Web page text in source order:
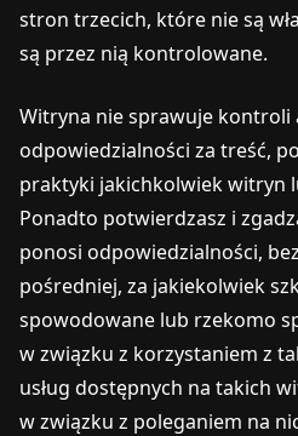
stron trzecich, które nie są
są przez nią kontrolowane.
Witryna nie sprawuje kontroli
odpowiedzialności za treść,
praktyki jakichkolwiek witryn
Ponadto potwierdzasz i
ponosi odpowiedzialności,
pośredniej, za jakiekolwiek
spowodowane lub rzekomo
w związku z korzystaniem z
usług dostępnych na takich
w związku z poleganiem na